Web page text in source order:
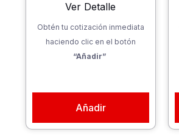
Ver Detalle
Obtén tu cotización inmediata
haciendo clic en el botón
“Añadir”
Añadir